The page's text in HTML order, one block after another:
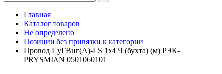
Главная
Каталог товаров
Не определено
Позиции без привязки к категории
Провод ПуГВнг(А)-LS 1х4 Ч (бухта) (м) РЭК-
PRYSMIAN 0501060101